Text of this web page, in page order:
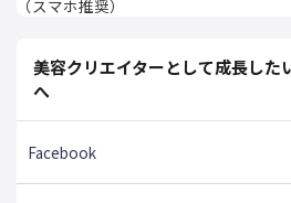
（スマホ推奨）
美容クリエイターとして成長した
へ
Facebook